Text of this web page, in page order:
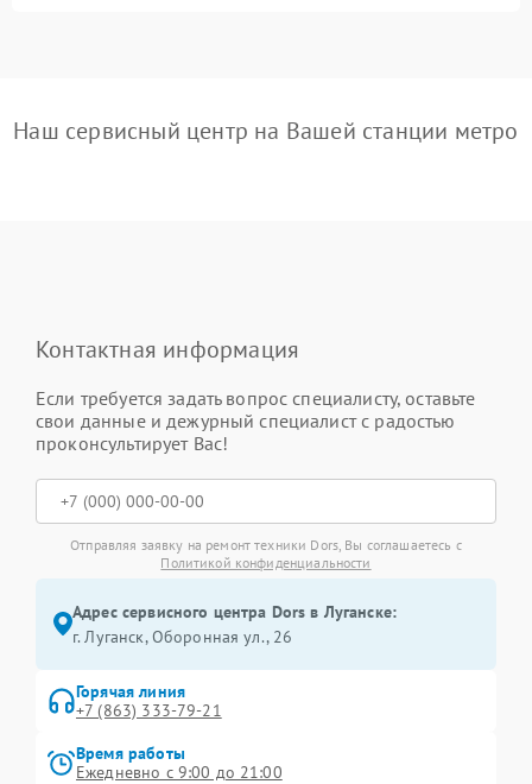
Наш сервисный центр на Вашей станции метро
Контактная информация
Если требуется задать вопрос специалисту, оставьте
свои данные и дежурный специалист с радостью
проконсультирует Вас!
Отправляя заявку на ремонт техники Dors, Вы соглашаетесь с
Политикой конфиденциальности
Адрес сервисного центра Dors в Луганске:
г. Луганск, Оборонная ул., 26
Горячая линия
+7 (863) 333-79-21
Время работы
Ежедневно с 9:00 до 21:00